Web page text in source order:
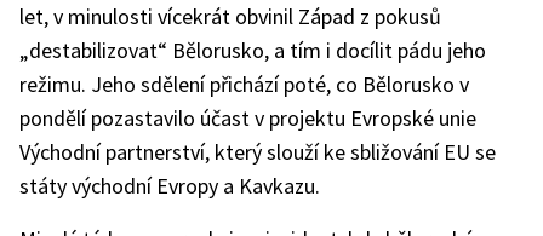
let, v minulosti vícekrát obvinil Západ z pokusů
„destabilizovat“ Bělorusko, a tím i docílit pádu jeho
režimu. Jeho sdělení přichází poté, co Bělorusko v
pondělí pozastavilo účast v projektu Evropské unie
Východní partnerství, který slouží ke sbližování EU se
státy východní Evropy a Kavkazu.